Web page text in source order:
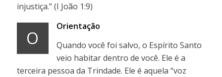
injustiça.” (I João 1:9)
O
Orientação
Quando você foi salvo, o Espírito Santo
veio habitar dentro de você. Ele é a
terceira pessoa da Trindade. Ele é aquela “voz